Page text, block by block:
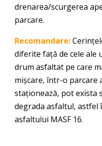
drenarea/scurgerea
parcare.
Recomandare:
diferite față de cele ale
drum asfaltat pe care
mișcare, într-o parcare
staționează, pot exista
degrada asfaltul, astfel
asfaltului MASF 16.